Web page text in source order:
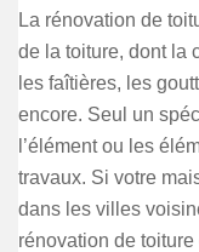
La rénovation de
de la toiture, dont la
les faîtières, les
encore. Seul un
l’élément ou les
travaux. Si votre
dans les villes
rénovation de